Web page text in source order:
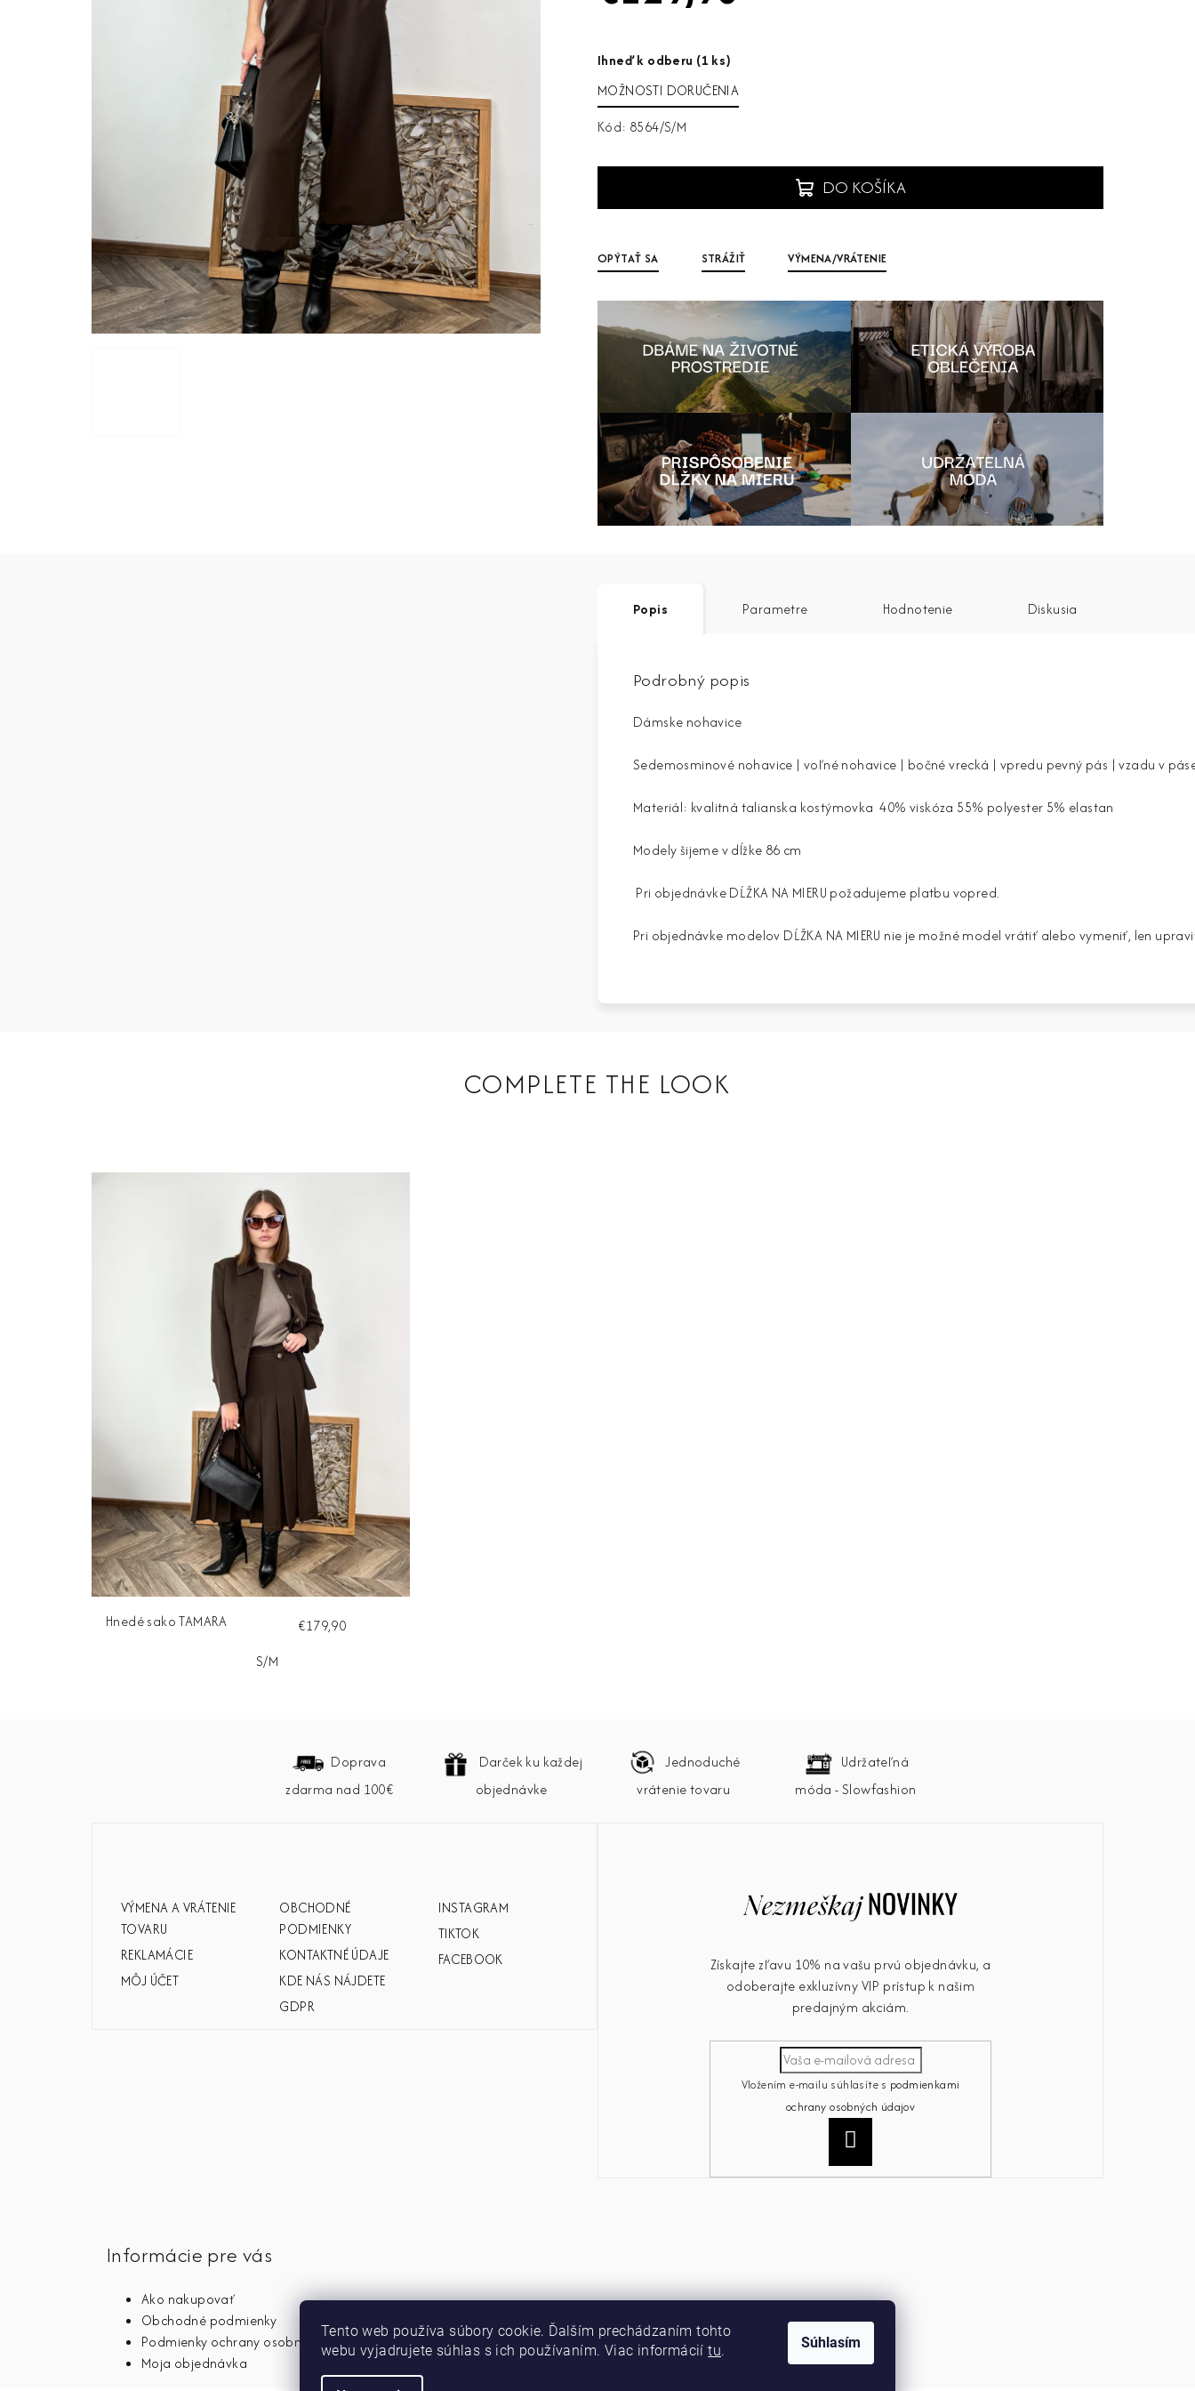
Tento web používa súbory cookie. Ďalším prechádzaním tohto
webu vyjadrujete súhlas s ich používaním. Viac informáciítu. Súhlasím
cena:
Ihneď k odberu (1 ks)
MOŽNOSTI DORUČENIA
Kód: 8564/S/M
DO KOŠÍKA
OPÝTAŤ SA STRÁŽIŤ VÝMENA/VRÁTENIE
Popis Parametre Hodnotenie Diskusia
Podrobný popis
Dámske nohavice
Sedemosminové nohavice | voľné nohavice | bočné vrecká | vpredu pevný pás | vzadu v
Materiál: kvalitná talianska kostýmovka 40% viskóza 55% polyester 5% elastan
Modely šijeme v dĺžke 86 cm
Pri objednávke DĹŽKA NA MIERU požadujeme platbu vopred.
Pri objednávke modelov DĹŽKA NA MIERU nie je možné model vrátiť alebo vymeniť, len
COMPLETE THE LOOK
Hnedé sako TAMARA
€179,90
S/M
Doprava
zdarma nad 100€
Darček ku každej
objednávke
Jednoduché
vrátenie tovaru
Udržateľná
móda - Slowfashion
VÝMENA A VRÁTENIE
TOVARU
REKLAMÁCIE
MÔJ ÚČET
OBCHODNÉ
PODMIENKY
KONTAKTNÉ ÚDAJE
KDE NÁS NÁJDETE
GDPR
INSTAGRAM
TIKTOK
FACEBOOK
Získajte zľavu 10% na vašu prvú objednávku, a
odoberajte exkluzívny VIP prístup k našim
predajným akciám.
Vložením e-mailu súhlasíte s podmienkami
ochrany osobných údajov
Informácie pre vás
Ako nakupovať
Obchodné podmienky
Podmienky ochrany osobných údajov
Moja objednávka